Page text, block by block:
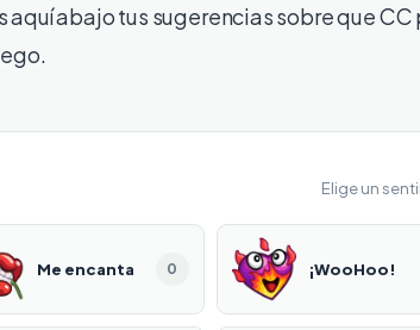
aquí abajo tus sugerencias sobre que CC
Elige un
Me encanta 0 ¡WooHoo!